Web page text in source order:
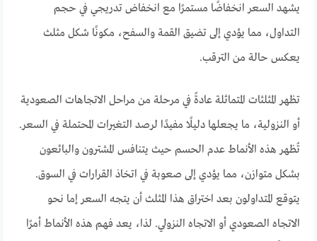
يشهد السعر انخفاضًا مستمرًا مع انخفاض تدريجي في حجم
التداول، مما يؤدي إلى تضيق القمة والسفح، مكونًا شكل مثلث
يعكس حالة من الترقب.
تظهر المثلثات المتماثلة عادةً في مرحلة من مراحل الاتجاهات الصعودية
أو النزولية، ما يجعلها دليلًا مفيدًا لرصد التغيرات المحتملة في السعر.
تُظهر هذه الأنماط عدم الحسم حيث يتنافس المشترون والبائعون
بشكل متوازن، مما يؤدي إلى صعوبة في اتخاذ القرارات في السوق.
يتوقع المتداولون بعد اختراق هذا المثلث أن يتجه السعر إما نحو
الاتجاه الصعودي أو الاتجاه النزولي. لذا، يعد فهم هذه الأنماط أمرًا